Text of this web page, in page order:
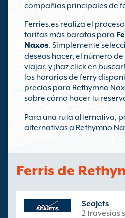
compañías principales de
Ferries.es realiza el
tarifas más baratas para
Naxos. Simplemente
deseas hacer, el número
viajar, y ¡haz click en
los horarios de ferry
precios para Rethymno
sobre cómo hacer tu
Para una ruta alternativa,
alternativas a Rethymno
Ferris de
SeaJets
2 travesías